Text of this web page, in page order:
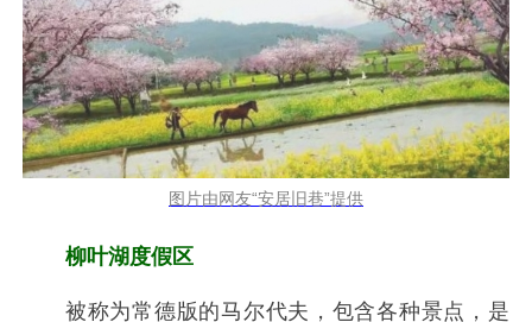
图片由网友“安居旧巷”提供
柳叶湖度假区
被称为常德版的马尔代夫，包含各种景点，是